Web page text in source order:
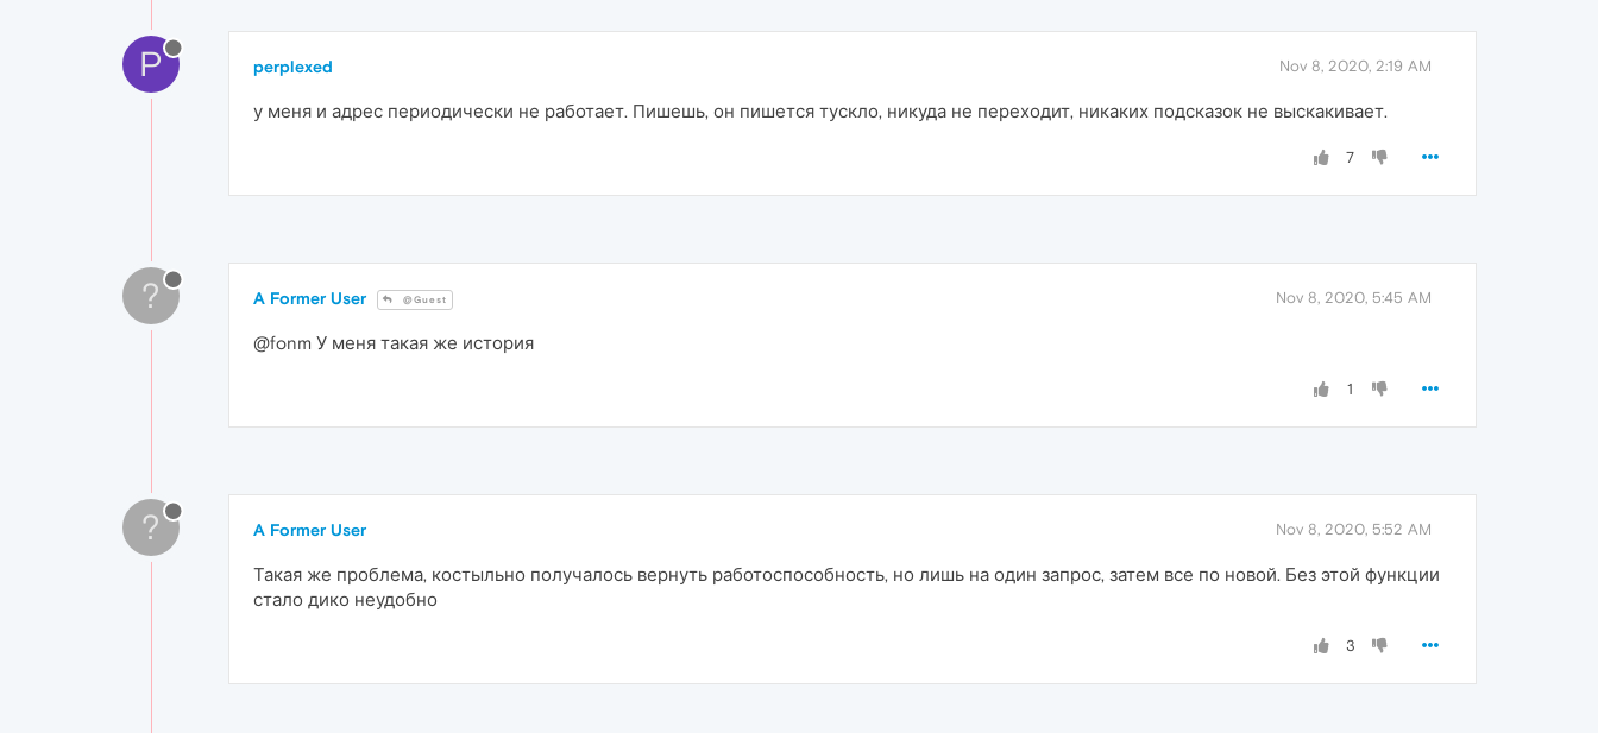
P perplexed Nov 8, 2020, 2:19 AM
у меня и адрес периодически не работает. Пишешь, он пишется тускло, никуда не переходит, никаких подсказок не выскакивает.
7
? A Former User @Guest Nov 8, 2020, 5:45 AM
@fonm У меня такая же история
1
? A Former User Nov 8, 2020, 5:52 AM
Такая же проблема, костыльно получалось вернуть работоспособность, но лишь на один запрос, затем все по новой. Без этой функции
стало дико неудобно
3